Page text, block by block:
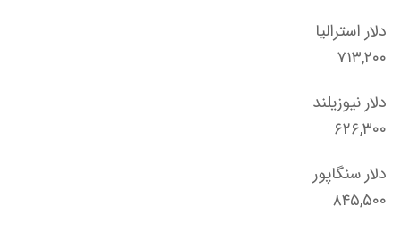
دلار استرالیا
۷۱۳,۲۰۰
دلار نیوزیلند
۶۲۶,۳۰۰
دلار سنگاپور
۸۴۵,۵۰۰